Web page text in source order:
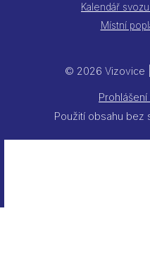
Kalendář
Místní
© 2026 Vizovice
Použití obsahu bez